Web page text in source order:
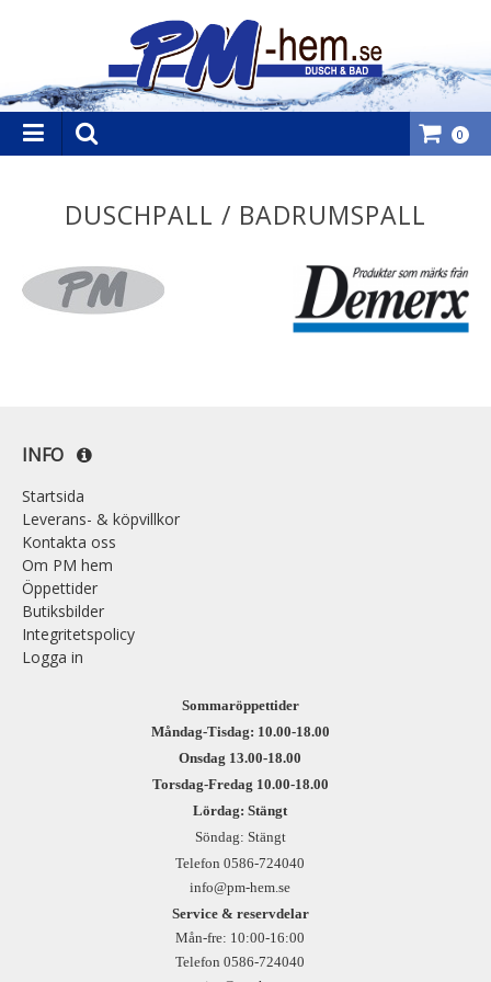
0
DUSCHPALL / BADRUMSPALL
INFO
Startsida
Leverans- & köpvillkor
Kontakta oss
Om PM hem
Öppettider
Butiksbilder
Integritetspolicy
Logga in
Sommaröppettider
Måndag-Tisdag: 10.00-18.00
Onsdag 13.00-18.00
Torsdag-Fredag 10.00-18.00
Lördag: Stängt
Söndag: Stängt
Telefon 0586-724040
info@pm-hem.se
Service & reservdelar
Mån-fre: 10:00-16:00
Telefon 0586-724040